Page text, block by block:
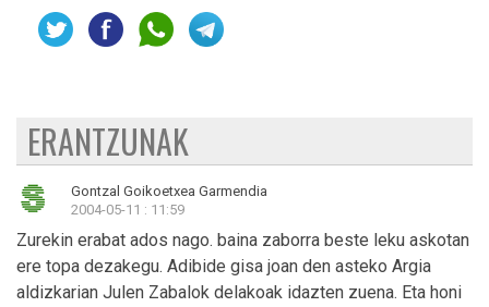
ERANTZUNAK
Gontzal Goikoetxea Garmendia
2004-05-11 : 11:59
Zurekin erabat ados nago. baina zaborra beste leku askotan
ere topa dezakegu. Adibide gisa joan den asteko Argia
aldizkarian Julen Zabalok delakoak idazten zuena. Eta honi